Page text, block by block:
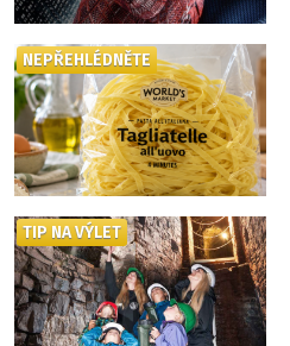
NEPŘEHLÉDNĚTE
TIP NA VÝLET